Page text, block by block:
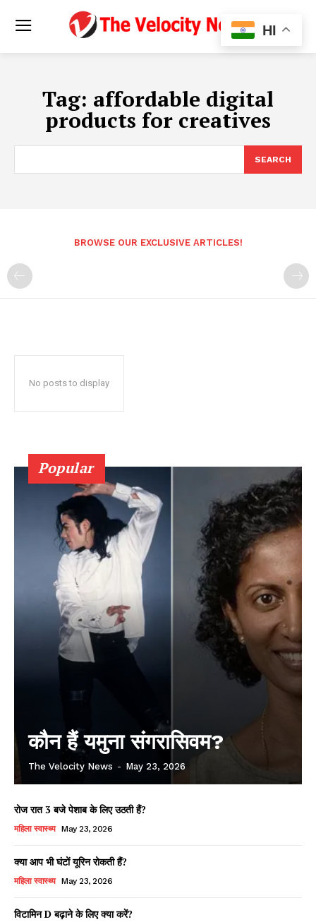
Tag: affordable digital
products for creatives
SEARCH
BROWSE OUR EXCLUSIVE ARTICLES!
No posts to display
Popular
कौन हैं यमुना संगरासिवम?
The Velocity News - May 23, 2026
रोज रात 3 बजे पेशाब के लिए उठती हैं?
महिला स्वास्थ्य May 23, 2026
क्या आप भी घंटों यूरिन रोकती हैं?
महिला स्वास्थ्य May 23, 2026
विटामिन D बढ़ाने के लिए क्या करें?
HI